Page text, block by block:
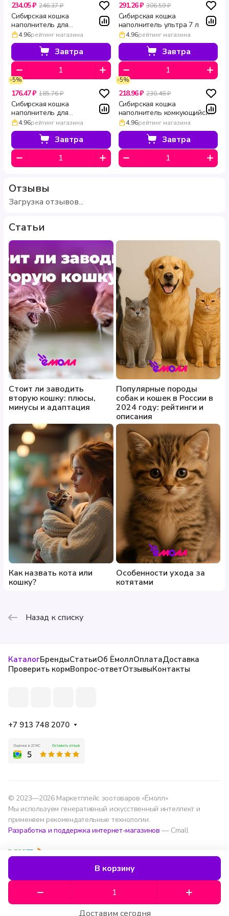
В корзину
Доставим сегодня
234.05 ₽ 246.37 ₽
Сибирская кошка
наполнитель для
длинношерстных кошек
Экстра 7 л
4.96рейтинг магазина
Завтра
291.26 ₽ 306.59 ₽
Сибирская кошка
наполнитель ультра 7 л
4.96рейтинг магазина
Завтра
-5%
176.47 ₽ 185.76 ₽
Сибирская кошка
наполнитель для
длинношерстных кошек
Экстра 5 л
4.96рейтинг магазина
Завтра
-5%
218.96 ₽ 230.48 ₽
Сибирская кошка
наполнитель комкующийся
Ультра 5 л
4.96рейтинг магазина
Завтра
Отзывы
Загрузка отзывов...
Статьи
Стоит ли заводить
вторую кошку: плюсы,
минусы и адаптация
Популярные породы
собак и кошек в России в
2024 году: рейтинги и
описания
Как назвать кота или
кошку?
Особенности ухода за
котятами
Назад к списку
КаталогБрендыСтатьиОб ЁмоллОплатаДоставка
Проверить кормВопрос-ответОтзывыКонтакты
+7 913 748 2070
© 2023—2026 Маркетплейс зоотоваров «Ёмолл»
Мы используем генеративный искусственный интеллект и
применяем рекомендательные технологии.
Разработка и поддержка интернет-магазинов — Cmall
Мы используем данные для удобства, улучшения
сервиса и аналитики — согласно
.